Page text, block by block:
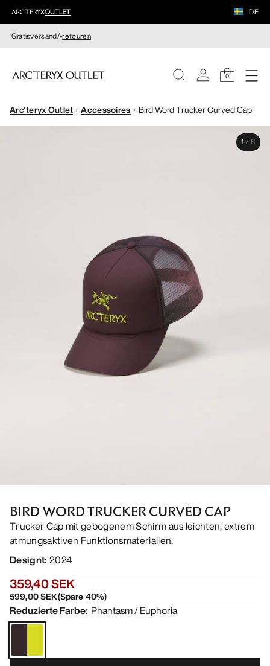
DE
Gratisversand/-retouren
0
DAMEN
Arc'teryx Outlet Accessoires Bird Word Trucker Curved Cap
1 / 6
BIRD WORD TRUCKER CURVED CAP
Trucker Cap mit gebogenem Schirm aus leichten, extrem
atmungsaktiven Funktionsmaterialien.
Designt: 2024
359,40 SEK
599,00 SEK(Spare40%)
Reduzierte Farbe: Phantasm / Euphoria